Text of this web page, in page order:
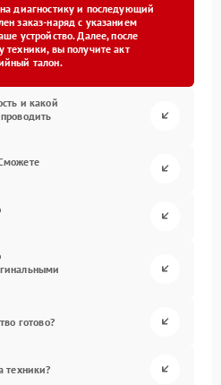
диагностику и последующий
заказ-наряд с указанием
устройство. Далее, после
техники, вы получите акт
талон.
и какой
готово?
техники?